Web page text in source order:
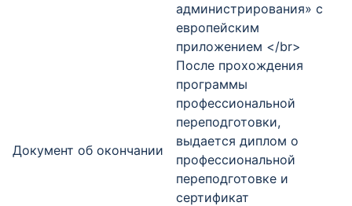
Документ об окончании
администрирования» с
европейским
приложением </br>
После прохождения
программы
профессиональной
переподготовки,
выдается диплом о
профессиональной
переподготовке и
сертификат